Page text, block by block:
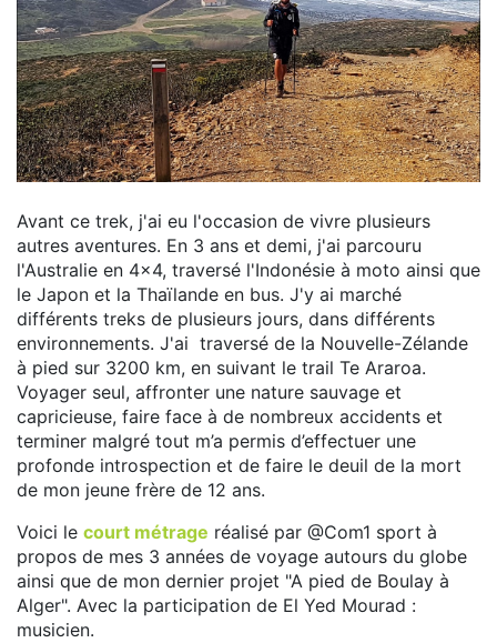
Avant ce trek, j'ai eu l'occasion de vivre plusieurs
autres aventures. En 3 ans et demi, j'ai parcouru
l'Australie en 4x4, traversé l'Indonésie à moto ainsi que
le Japon et la Thaïlande en bus. J'y ai marché
différents treks de plusieurs jours, dans différents
environnements. J'ai traversé de la Nouvelle-Zélande
à pied sur 3200 km, en suivant le trail Te Araroa.
Voyager seul, affronter une nature sauvage et
capricieuse, faire face à de nombreux accidents et
terminer malgré tout m’a permis d’effectuer une
profonde introspection et de faire le deuil de la mort
de mon jeune frère de 12 ans.
Voici le court métrage réalisé par @Com1 sport à
propos de mes 3 années de voyage autours du globe
ainsi que de mon dernier projet "A pied de Boulay à
Alger". Avec la participation de El Yed Mourad :
musicien.